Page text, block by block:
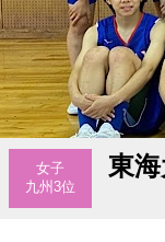
女子
九州3位
東